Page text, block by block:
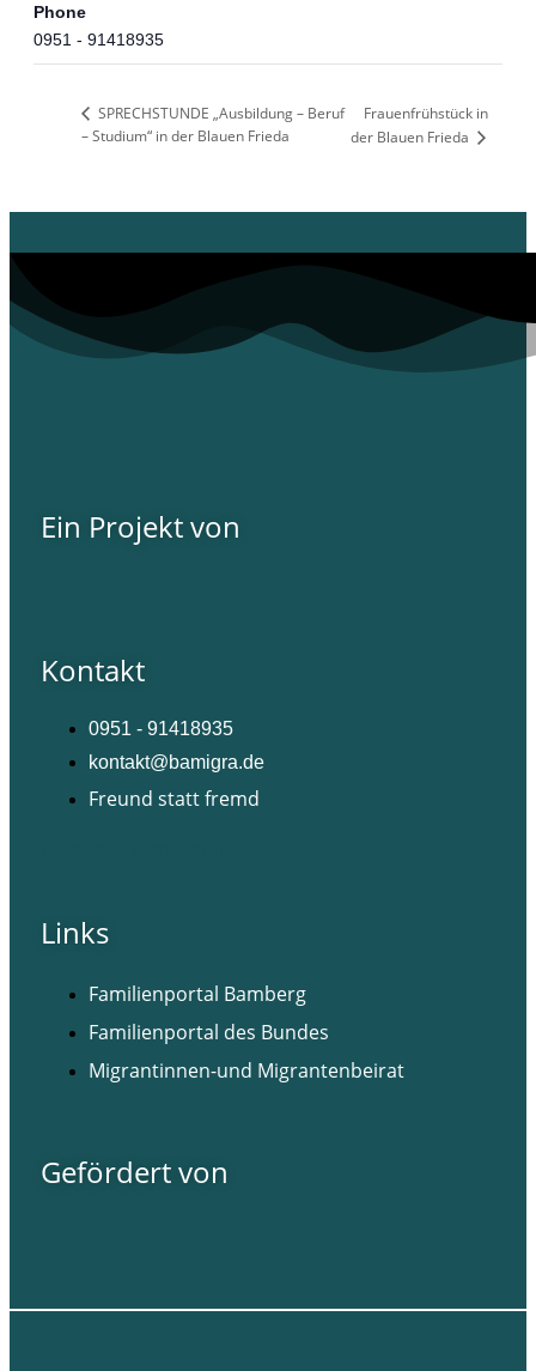
Phone
0951 - 91418935
SPRECHSTUNDE „Ausbildung – Beruf
– Studium“ in der Blauen Frieda
Frauenfrühstück in
der Blauen Frieda
Ein Projekt von
Kontakt
0951 - 91418935
kontakt@bamigra.de
Freund statt fremd
Links
Familienportal Bamberg
Familienportal des Bundes
Migrantinnen-und Migrantenbeirat
Gefördert von